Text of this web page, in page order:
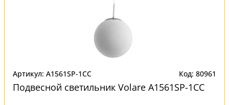
Артикул: A1561SP-1CC Код: 80961
Подвесной светильник Volare A1561SP-1CC